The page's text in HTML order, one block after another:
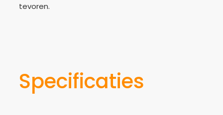
tevoren.
Specificaties